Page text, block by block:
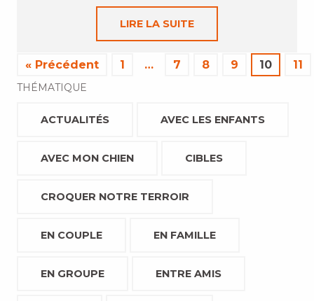
LIRE LA SUITE
« Précédent 1 … 7 8 9 10 11
THÉMATIQUE
ACTUALITÉS AVEC LES ENFANTS
AVEC MON CHIEN CIBLES
CROQUER NOTRE TERROIR
EN COUPLE EN FAMILLE
EN GROUPE ENTRE AMIS